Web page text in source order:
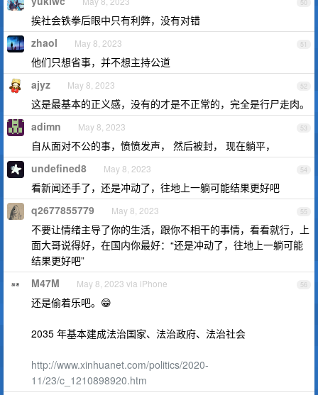
50
挨社会铁拳后眼中只有利弊，没有对错
51
zhaol May 8, 2023
他们只想省事，并不想主持公道
52
ajyz May 8, 2023
这是最基本的正义感，没有的才是不正常的，完全是行尸走肉。
53
adimn May 8, 2023
自从面对不公的事，愤愤发声， 然后被封， 现在躺平，
54
undefined8 May 8, 2023
看新闻还手了，还是冲动了，往地上一躺可能结果更好吧
55
q2677855779 May 8, 2023
不要让情绪主导了你的生活，跟你不相干的事情，看看就行，上
面大哥说得好，在国内你最好：“还是冲动了，往地上一躺可能
结果更好吧”
56
M47M May 8, 2023 via iPhone
还是偷着乐吧。😁
2035 年基本建成法治国家、法治政府、法治社会
http://www.xinhuanet.com/politics/2020-
11/23/c_1210898920.htm